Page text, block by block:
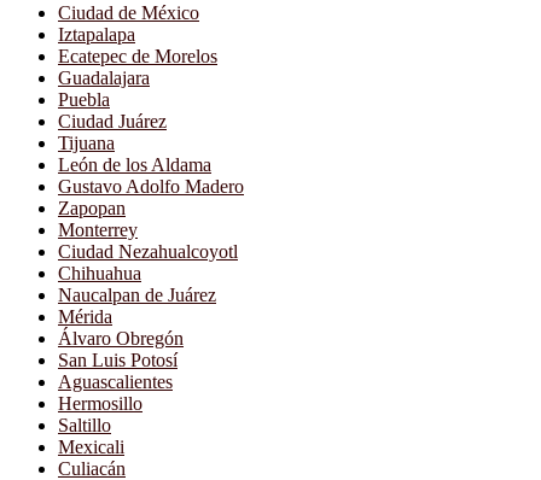
Ciudad de México
Iztapalapa
Ecatepec de Morelos
Guadalajara
Puebla
Ciudad Juárez
Tijuana
León de los Aldama
Gustavo Adolfo Madero
Zapopan
Monterrey
Ciudad Nezahualcoyotl
Chihuahua
Naucalpan de Juárez
Mérida
Álvaro Obregón
San Luis Potosí
Aguascalientes
Hermosillo
Saltillo
Mexicali
Culiacán